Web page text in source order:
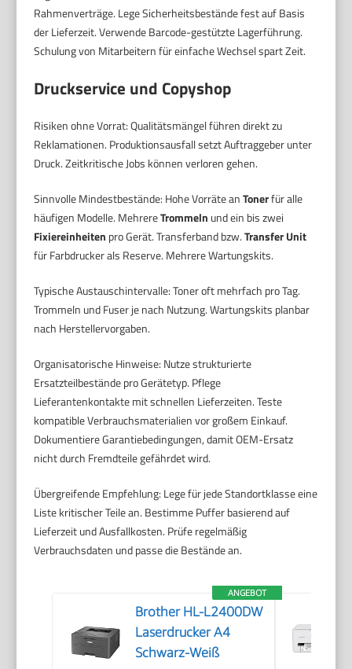
Rahmenverträge. Lege Sicherheitsbestände fest auf Basis
der Lieferzeit. Verwende Barcode-gestützte Lagerführung.
Schulung von Mitarbeitern für einfache Wechsel spart Zeit.
Druckservice und Copyshop
Risiken ohne Vorrat: Qualitätsmängel führen direkt zu
Reklamationen. Produktionsausfall setzt Auftraggeber unter
Druck. Zeitkritische Jobs können verloren gehen.
Sinnvolle Mindestbestände: Hohe Vorräte anTonerfür alle
häufigen Modelle. MehrereTrommeln und ein bis zwei
Fixiereinheiten pro Gerät. Transferband bzw.Transfer Unit
für Farbdrucker als Reserve. Mehrere Wartungskits.
Typische Austauschintervalle: Toner oft mehrfach pro Tag.
Trommeln und Fuser je nach Nutzung. Wartungskits planbar
nach Herstellervorgaben.
Organisatorische Hinweise: Nutze strukturierte
Ersatzteilbestände pro Gerätetyp. Pflege
Lieferantenkontakte mit schnellen Lieferzeiten. Teste
kompatible Verbrauchsmaterialien vor großem Einkauf.
Dokumentiere Garantiebedingungen, damit OEM-Ersatz
nicht durch Fremdteile gefährdet wird.
Übergreifende Empfehlung: Lege für jede Standortklasse eine
Liste kritischer Teile an. Bestimme Puffer basierend auf
Lieferzeit und Ausfallkosten. Prüfe regelmäßig
Verbrauchsdaten und passe die Bestände an.
ANGEBOT
Brother HL-L2400DW
Laserdrucker A4
Schwarz-Weiß